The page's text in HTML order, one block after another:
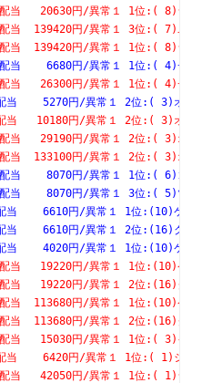
配当   20630円/異常１ 1位
配当  139420円/異常１ 3
配当  139420円/異常１ 1位
配当    6680円/異常１ 1
配当   26300円/異常１
当    5270円/異常１ 2位:( 3)オル
当   10180円/異常１ 2位:( 3)オル
当   29190円/異常１ 2位:( 3)オ
当  133100円/異常１ 2位:( 3)オ
8070円/異常１ 1位:( 6)ゴール
8070円/異常１ 3位:( 5)ツクバ
16/配当    6610円/異常１ 1
10-16/配当    6610円/異
15/配当    4020円/異常１ 1
16/配当   19220円/異常１ 1
16/配当   19220円/異
配当  113680円/異常１ 1
15/配当  113680円/異
3/配当   15030円/異常１ 1
3/配当    6420円/異常１ 1位
配当   42050円/異常１ 1位